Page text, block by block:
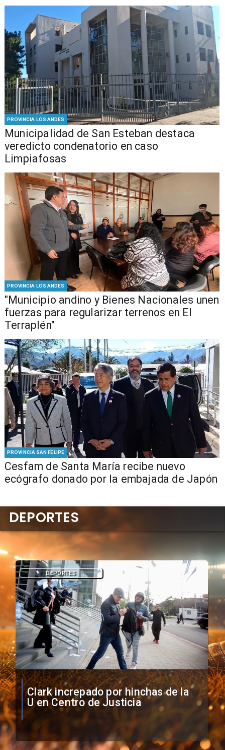
PROVINCIA LOS ANDES
Municipalidad de San Esteban destaca
veredicto condenatorio en caso
Limpiafosas
PROVINCIA LOS ANDES
"Municipio andino y Bienes Nacionales unen
fuerzas para regularizar terrenos en El
Terraplén"
PROVINCIA SAN FELIPE
Cesfam de Santa María recibe nuevo
ecógrafo donado por la embajada de Japón
Vozinha firma contrato con Colo
Colo como nuevo arquero
DEPORTES
DEPORTES